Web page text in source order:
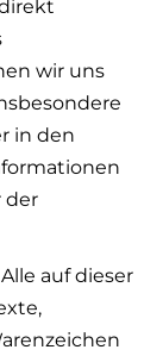
wir uns
in den
der
Alle auf dieser